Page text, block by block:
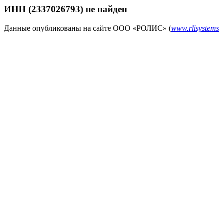
ИНН (2337026793) не найден
Данные опубликованы на сайте ООО «РОЛИС» (